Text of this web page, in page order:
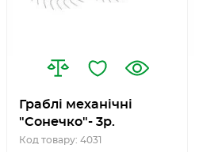
Граблі механічні
"Сонечко"- 3р.
Код товару: 4031